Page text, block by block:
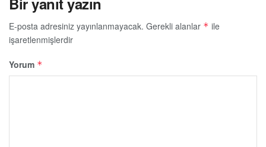
E-posta adresiniz yayınlanmayacak. Gerekli alanlar * ile
işaretlenmişlerdir
Yorum *